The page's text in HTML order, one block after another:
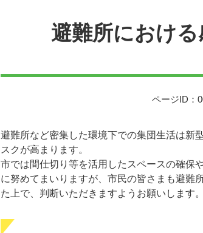
避難所におけ
ページID：
避難所など密集した環境下での集団生活は新
スクが高まります。
市では間仕切り等を活用したスペースの確保
に努めてまいりますが、市民の皆さまも避難
た上で、判断いただきますようお願いします。